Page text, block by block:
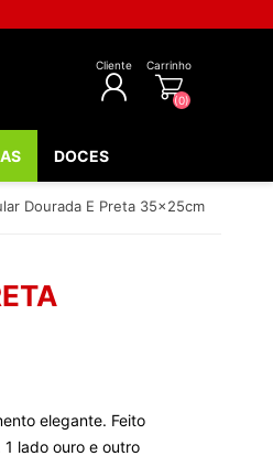
Cliente Carrinho
(0)
DOCES
Dourada E Preta 35x25cm
elegante. Feito
lado ouro e outro